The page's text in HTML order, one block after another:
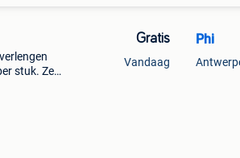
stuk. Ze
Gratis
Vandaag
Phi